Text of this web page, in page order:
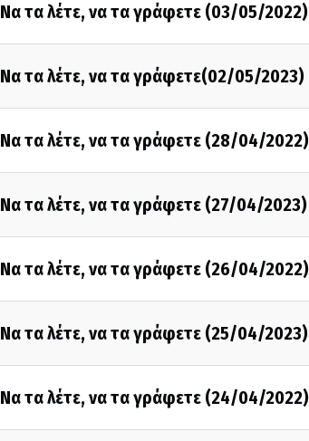
Να τα λέτε, να τα γράφετε (03/05/2022)
Να τα λέτε, να τα γράφετε(02/05/2023)
Να τα λέτε, να τα γράφετε (28/04/2022)
Να τα λέτε, να τα γράφετε (27/04/2023)
Να τα λέτε, να τα γράφετε (26/04/2022)
Να τα λέτε, να τα γράφετε (25/04/2023)
Να τα λέτε, να τα γράφετε (24/04/2022)